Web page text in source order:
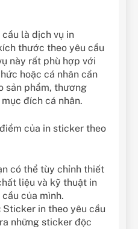
cầu là dịch vụ in
thước theo yêu cầu
này rất phù hợp với
hoặc cá nhân cần
sản phẩm, thương
đích cá nhân.
của in sticker theo
có thể tùy chỉnh thiết
liệu và kỹ thuật in
của mình.
Sticker in theo yêu cầu
những sticker độc